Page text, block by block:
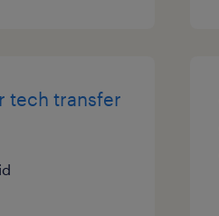
tech transfer